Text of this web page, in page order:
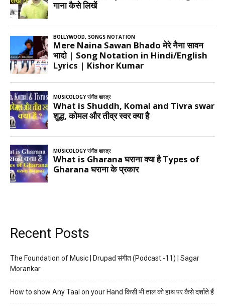
Recent Posts
The Foundation of Music | Drupad संगीत (Podcast -11) | Sagar
Morankar
How to show Any Taal on your Hand किसी भी ताल को हाथ पर कैसे दर्शाते हैं